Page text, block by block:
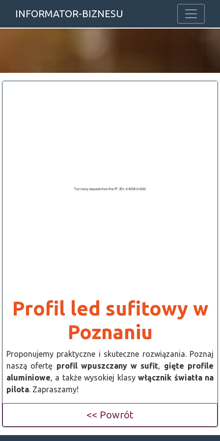
INFORMATOR-BIZNESU
Profil led sufitowy w
Poznaniu
Proponujemy praktyczne i skuteczne rozwiązania. Poznaj
naszą ofertę profil wpuszczany w sufit
gięte profile
aluminiowe , a także wysokiej klasywłącznik światła na
pilota . Zapraszamy!
<< Powrót